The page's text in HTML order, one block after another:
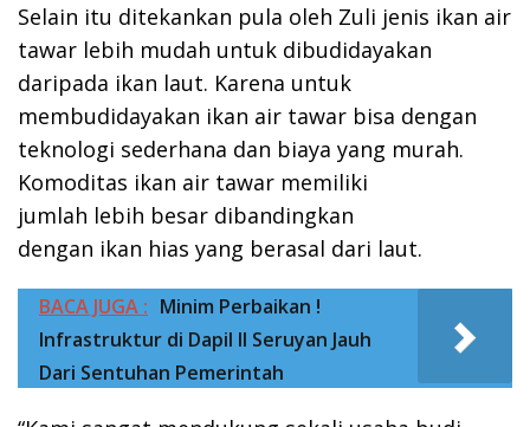
Selain itu ditekankan pula oleh Zuli jenis ikan air
tawar lebih mudah untuk dibudidayakan
daripada ikan laut. Karena untuk
membudidayakan ikan air tawar bisa dengan
teknologi sederhana dan biaya yang murah.
Komoditas ikan air tawar memiliki
jumlah lebih besar dibandingkan
dengan ikan hias yang berasal dari laut.
BACA JUGA : Minim Perbaikan !
Infrastruktur di Dapil II Seruyan Jauh
Dari Sentuhan Pemerintah